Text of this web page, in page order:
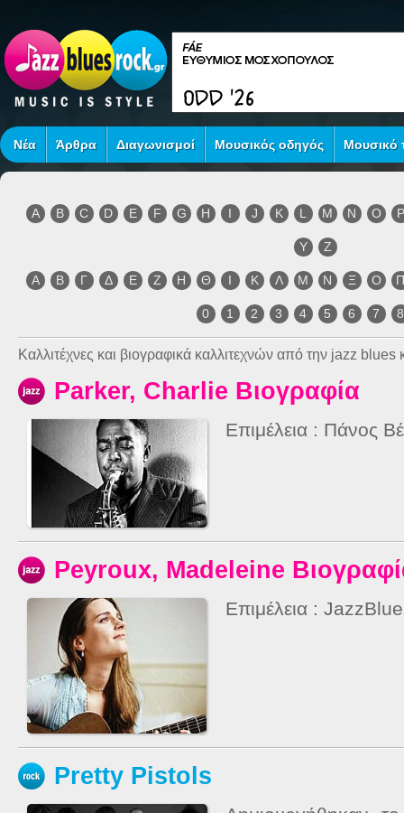
Νέα Άρθρα Διαγωνισμοί Μουσικός οδηγός Μουσικό
A B C D E F G H I J K L M N O P
Y Z
Α Β Γ Δ Ε Ζ Η Θ Ι Κ Λ Μ Ν Ξ Ο
0 1 2 3 4 5 6 7 8
Καλλιτέχνες και βιογραφικά καλλιτεχνών από την jazz blues
Parker, Charlie Βιογραφία
Επιμέλεια : Πάνος
Peyroux, Madeleine
Επιμέλεια :
Pretty Pistols